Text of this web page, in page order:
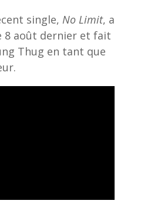
single, No Limit, a
8 août dernier et fait
Thug en tant que